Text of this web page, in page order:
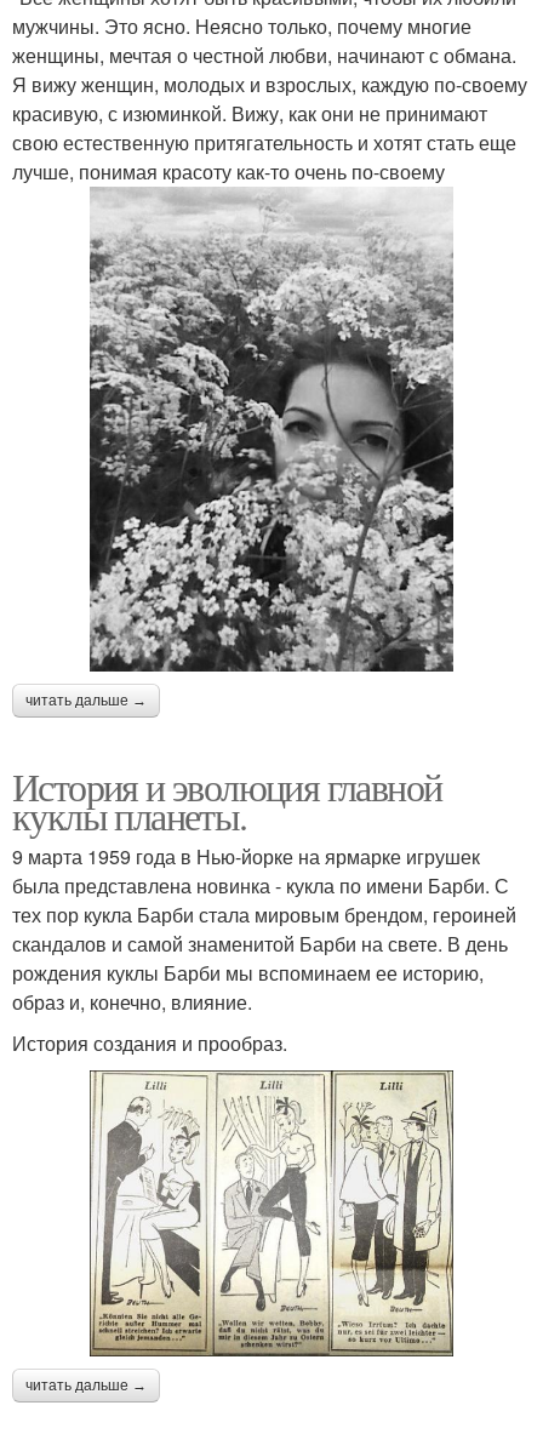
мужчины. Это ясно. Неясно только, почему многие
женщины, мечтая о честной любви, начинают с обмана.
Я вижу женщин, молодых и взрослых, каждую по-своему
красивую, с изюминкой. Вижу, как они не принимают
свою естественную притягательность и хотят стать еще
лучше, понимая красоту как-то очень по-своему
читать дальше →
История и эволюция главной
куклы планеты.
9 марта 1959 года в Нью-йорке на ярмарке игрушек
была представлена новинка - кукла по имени Барби. С
тех пор кукла Барби стала мировым брендом, героиней
скандалов и самой знаменитой Барби на свете. В день
рождения куклы Барби мы вспоминаем ее историю,
образ и, конечно, влияние.
История создания и прообраз.
читать дальше →